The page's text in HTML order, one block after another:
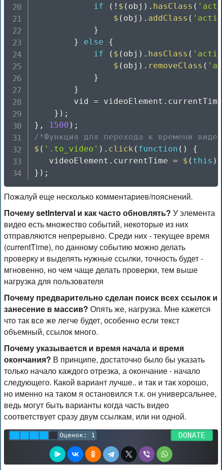
if
( ! $ ( obj ) . hasClass (
$ ( obj ) . addClass (
}
}
else
{
if
( $ ( obj ) . hasClass (
$ ( obj ) . removeClass (
}
}
		vid
= videoElement . currentTime
} ) ;
} , 1500 ) ;
/*Функция для перехода к времени
$ ( '.to_video' ) . click ( function ( )
{
   videoElement
. currentTime = $ ( this )
} ) ;
Пожалуй еще несколько комментариев/пояснений.
Почему setInterval и как часто обновлять? У элемента
видео есть множество событий, некоторые из них
отправляются непрерывно. Среди них - текущее время
(currentTime), по данному событию можно делать
проверку и выделять нужные ссылки, точность будет -
мгновенно, но чем чаще делать проверки, тем выше
нагрузка для пользователя
Почему предварительно сделан поиск всех ссылок и
занесение в массив? Опять же, нагрузка. Мне кажется
что так все же легче будет, особенно если текст
объемный, ссылок много.
Почему указывается и время начала и время
окончания? В принципе, достаточно было бы указать
только начало каждого отрезка, а окончание - начало
следующего. Какой вариант лучше.. и так и так хорошо,
но именно на таком я остановился т.к. он универсальнее,
ведь могут быть варианты когда часть видео
соответствует сразу двум ссылкам, или ни одной.
Оценок: 1 DONATE